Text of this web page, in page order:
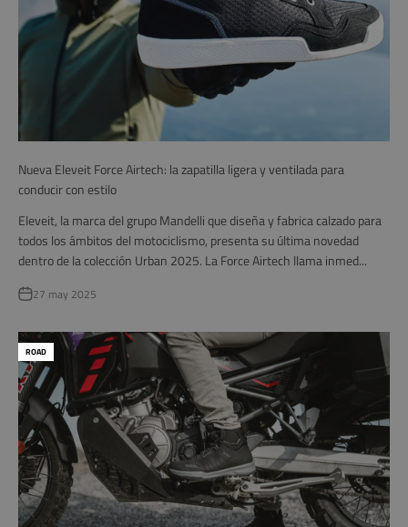
Nueva Eleveit Force Airtech: la zapatilla ligera y ventilada para
conducir con estilo
Eleveit, la marca del grupo Mandelli que diseña y fabrica calzado para
todos los ámbitos del motociclismo, presenta su última novedad
dentro de la colección Urban 2025. La Force Airtech llama inmed...
27 may 2025
ROAD